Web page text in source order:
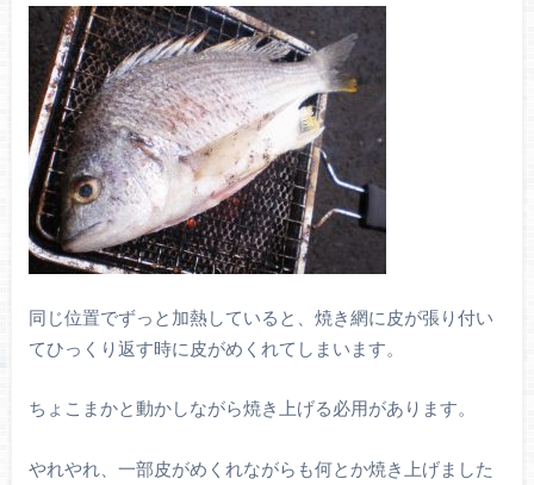
同じ位置でずっと加熱していると、焼き網に皮が張り付い
てひっくり返す時に皮がめくれてしまいます。
ちょこまかと動かしながら焼き上げる必用があります。
やれやれ、一部皮がめくれながらも何とか焼き上げました